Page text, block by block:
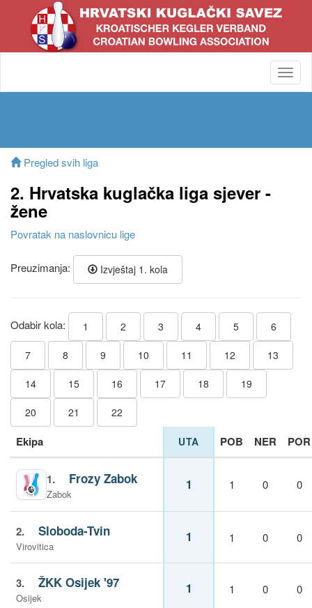
Pregled svih liga
2. Hrvatska kuglačka liga sjever -
žene
Povratak na naslovnicu lige
Preuzimanja: Izvještaj 1. kola
Odabir kola: 1 2 3 4 5 6
7 8 9 10 11 12 13
14 15 16 17 18 19
20 21 22
Ekipa UTA POB NER POR
1. Frozy Zabok
Zabok
1 1 0 0
2. Sloboda-Tvin
Virovitica
1 1 0 0
3. ŽKK Osijek '97
Osijek
1 1 0 0